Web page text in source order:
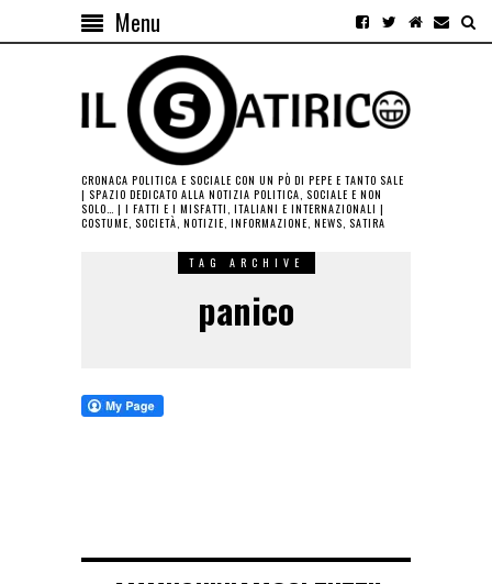
Menu
CRONACA POLITICA E SOCIALE CON UN PÒ DI PEPE E TANTO SALE
| SPAZIO DEDICATO ALLA NOTIZIA POLITICA, SOCIALE E NON
SOLO… | I FATTI E I MISFATTI, ITALIANI E INTERNAZIONALI |
COSTUME, SOCIETÀ, NOTIZIE, INFORMAZIONE, NEWS, SATIRA
TAG ARCHIVE
panico